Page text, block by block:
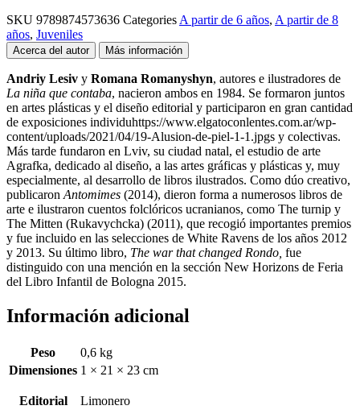
SKU 9789874573636 Categories A partir de 6 años, A partir de 8
años, Juveniles
Acerca del autor Más información
Andriy Lesiv y Romana Romanyshyn, autores e ilustradores de
La niña que contaba, nacieron ambos en 1984. Se formaron juntos
en artes plásticas y el diseño editorial y participaron en gran cantidad
de exposiciones individuhttps://www.elgatoconlentes.com.ar/wp-
content/uploads/2021/04/19-Alusion-de-piel-1-1.jpgs y colectivas.
Más tarde fundaron en Lviv, su ciudad natal, el estudio de arte
Agrafka, dedicado al diseño, a las artes gráficas y plásticas y, muy
especialmente, al desarrollo de libros ilustrados. Como dúo creativo,
publicaron Antomimes (2014), dieron forma a numerosos libros de
arte e ilustraron cuentos folclóricos ucranianos, como The turnip y
The Mitten (Rukavychcka) (2011), que recogió importantes premios
y fue incluido en las selecciones de White Ravens de los años 2012
y 2013. Su último libro, The war that changed Rondo, fue
distinguido con una mención en la sección New Horizons de Feria
del Libro Infantil de Bologna 2015.
Información adicional
Peso
0,6 kg
Dimensiones 1 × 21 × 23 cm
Editorial Limonero